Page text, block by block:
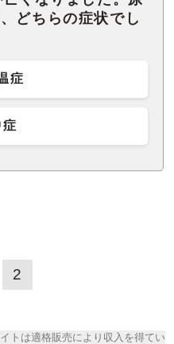
どちらの症状でし
症
症
2
トは適格販売により収入を得てい